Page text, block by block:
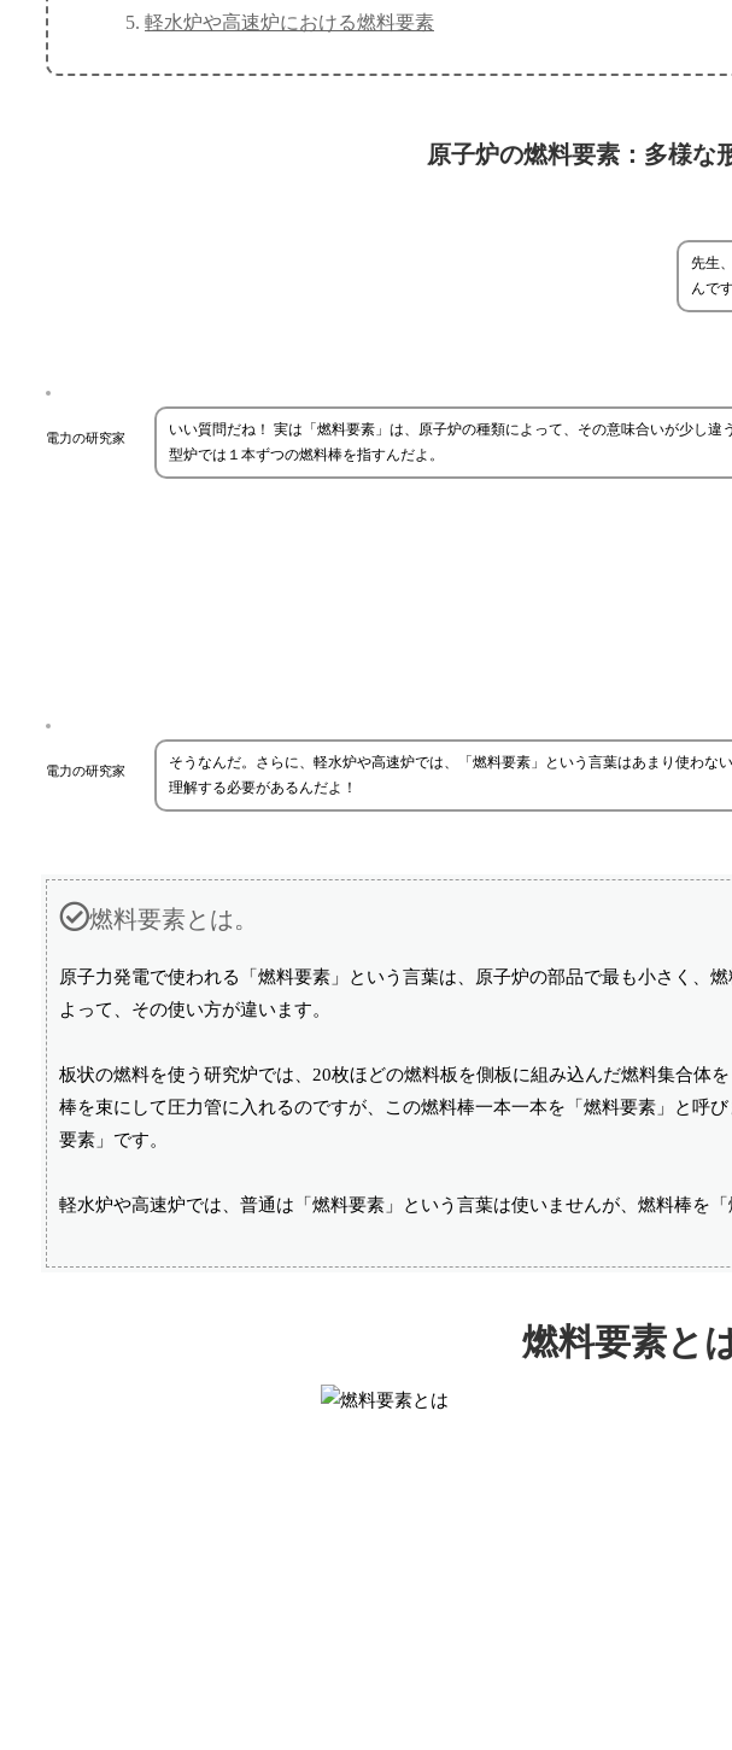
軽水炉や高速炉における燃料要素
原子炉の燃料要素：多様な
先生
んで
電力の研究家
いい質問だね！ 実は「燃料要素」は、原子炉の種類によって、その意味合いが少し
型炉では１本ずつの燃料棒を指すんだよ。
電力の研究家
そうなんだ。さらに、軽水炉や高速炉では、「燃料要素」という言葉はあまり使わな
理解する必要があるんだよ！
燃料要素とは。
原子力発電で使われる「燃料要素」という言葉は、原子炉の部品で最も小さく、
よって、その使い方が違います。
板状の燃料を使う研究炉では、20枚ほどの燃料板を側板に組み込んだ燃料集合体
棒を束にして圧力管に入れるのですが、この燃料棒一本一本を「燃料要素」と呼
要素」です。
軽水炉や高速炉では、普通は「燃料要素」という言葉は使いませんが、燃料棒を「
燃料要素と